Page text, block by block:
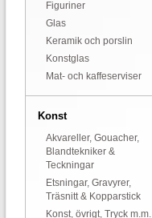
Figuriner
Glas
Keramik och porslin
Konstglas
Mat- och kaffeserviser
Konst
Akvareller, Gouacher,
Blandtekniker &
Teckningar
Etsningar, Gravyrer,
Träsnitt & Kopparstick
Konst, övrigt, Tryck m.m.